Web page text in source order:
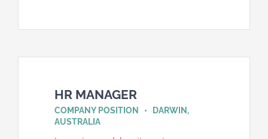
HR MANAGER
COMPANY POSITION • DARWIN,
AUSTRALIA